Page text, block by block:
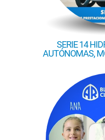
SERIE 14
AUTÓNOMAS,